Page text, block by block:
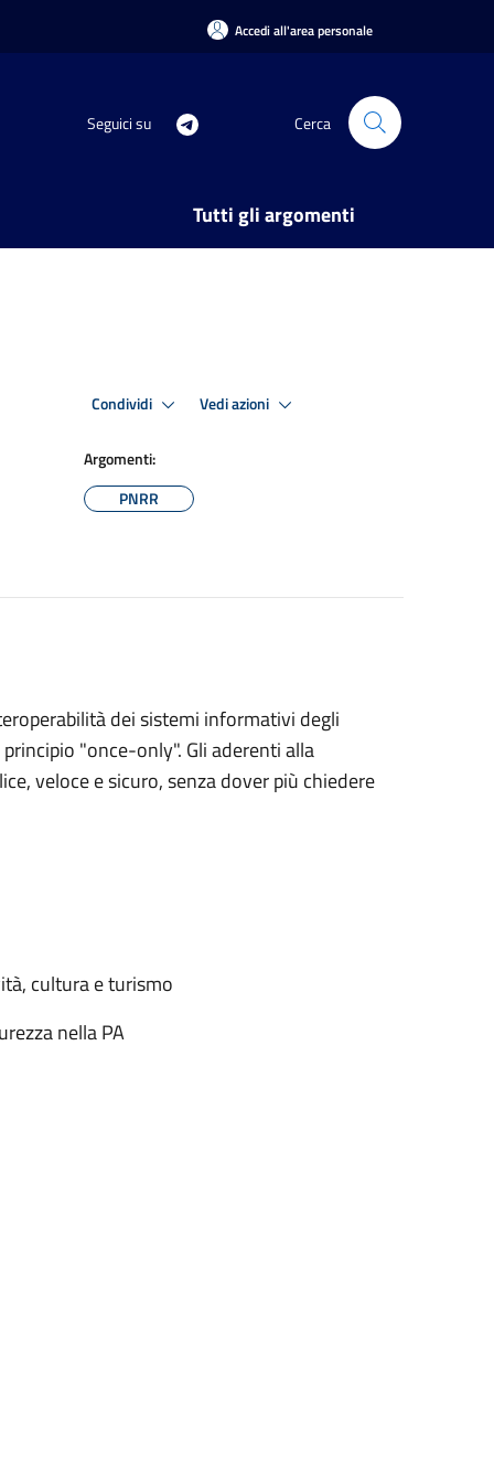
Accedi all'area personale
Seguici su Cerca
Tutti gli argomenti
Condividi Vedi azioni
Argomenti:
PNRR
dei sistemi informativi degli
"once-only". Gli aderenti alla
veloce e sicuro, senza dover più chiedere
cultura e turismo
nella PA